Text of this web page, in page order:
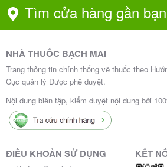
Tìm cửa hàng gần bạn
NHÀ THUỐC BẠCH MAI
Trang thông tin chính thống về thuốc theo
Cục quản lý Dược phê duyệt.
Nội dung biên tập, kiểm duyệt nội dung bởi
ĐIỀU KHOẢN SỬ DỤNG KẾT